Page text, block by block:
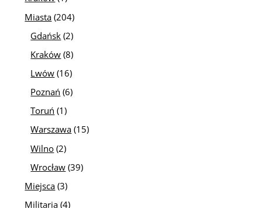
Miasta (204)
Gdańsk (2)
Kraków (8)
Lwów (16)
Poznań (6)
Toruń (1)
Warszawa (15)
Wilno (2)
Wrocław (39)
Miejsca (3)
Militaria (4)